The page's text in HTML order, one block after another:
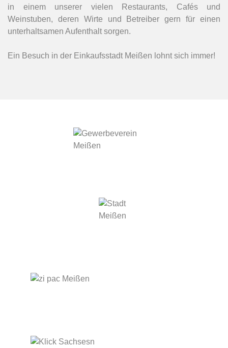
in einem unserer vielen Restaurants, Cafés und
Weinstuben, deren Wirte und Betreiber gern für einen
unterhaltsamen Aufenthalt sorgen.
Ein Besuch in der Einkaufsstadt Meißen lohnt sich immer!